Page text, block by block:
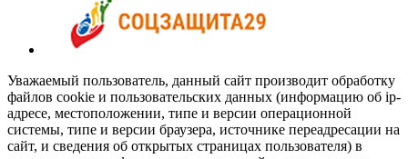
Уважаемый пользователь, данный сайт производит обработку
файлов cookie и пользовательских данных (информацию об ip-
адресе, местоположении, типе и версии операционной
системы, типе и версии браузера, источнике переадресации на
сайт, и сведения об открытых страницах пользователя) в